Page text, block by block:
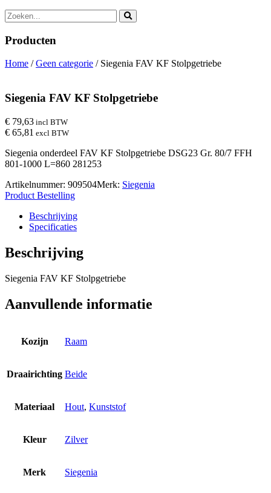
Producten
Home /Geen categorie / Siegenia FAV KF Stolpgetriebe
Siegenia FAV KF Stolpgetriebe
€ 79,63 incl BTW
€ 65,81 excl BTW
Siegenia onderdeel FAV KF Stolpgetriebe DSG23 Gr. 80/7 FFH
801-1000 L=860 281253
Artikelnummer: 909504Merk: Siegenia
Product Bestelling
Beschrijving
Specificaties
Beschrijving
Siegenia FAV KF Stolpgetriebe
Aanvullende informatie
Kozijn Raam
Draairichting Beide
Materiaal Hout, Kunststof
Kleur Zilver
Merk Siegenia